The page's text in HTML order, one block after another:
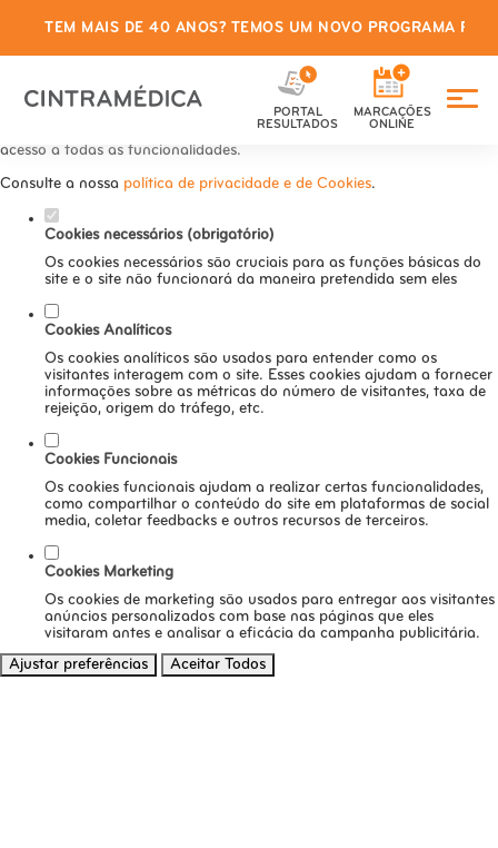
Defina as suas preferências de
cookies para este website.
Este website utiliza cookies estritamente necessários, analíticos e
acesso a todas as funcionalidades.
Consulte a nossa política de privacidade e de Cookies.
Cookies necessários (obrigatório)
Os cookies necessários são cruciais para as funções básicas do
site e o site não funcionará da maneira pretendida sem eles
Cookies Analíticos
Os cookies analíticos são usados para entender como os
visitantes interagem com o site. Esses cookies ajudam a fornecer
informações sobre as métricas do número de visitantes, taxa de
rejeição, origem do tráfego, etc.
Cookies Funcionais
Os cookies funcionais ajudam a realizar certas funcionalidades,
como compartilhar o conteúdo do site em plataformas de social
media, coletar feedbacks e outros recursos de terceiros.
Cookies Marketing
Os cookies de marketing são usados para entregar aos visitantes
anúncios personalizados com base nas páginas que eles
visitaram antes e analisar a eficácia da campanha publicitária.
Ajustar preferências
Aceitar Todos
TEM MAIS DE 40 ANOS? TEMOS UM NOVO PROGRAMA
PORTAL
RESULTADOS
MARCAÇÕES
ONLINE